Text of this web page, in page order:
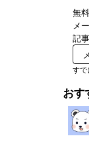
無
メ
記
すで
おす